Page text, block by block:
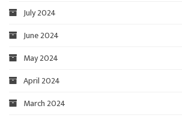
July 2024
June 2024
May 2024
April 2024
March 2024